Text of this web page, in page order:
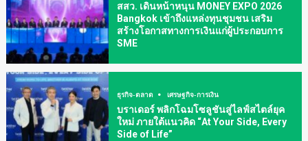
สสว. เดินหน้าหนุน MONEY EXPO 2026
Bangkok เข้าถึงแหล่งทุนชุมชน เสริม
สร้างโอกาสทางการเงินแก่ผู้ประกอบการ
SME
ธุรกิจ-ตลาด เศรษฐกิจ-การเงิน
บราเดอร์ พลิกโฉมโซลูชันสู่ไลฟ์สไตล์ยุค
ใหม่ ภายใต้แนวคิด “At Your Side, Every
Side of Life”